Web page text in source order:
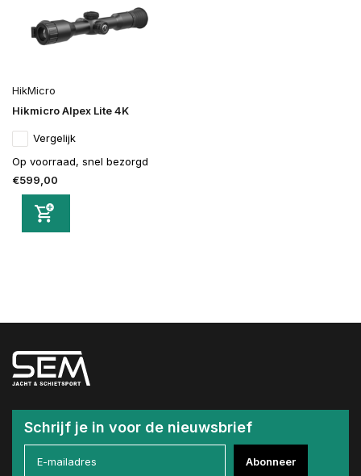
HikMicro
Hikmicro Alpex Lite 4K
Vergelijk
Op voorraad, snel bezorgd
€599,00
Schrijf je in voor de nieuwsbrief
Abonneer